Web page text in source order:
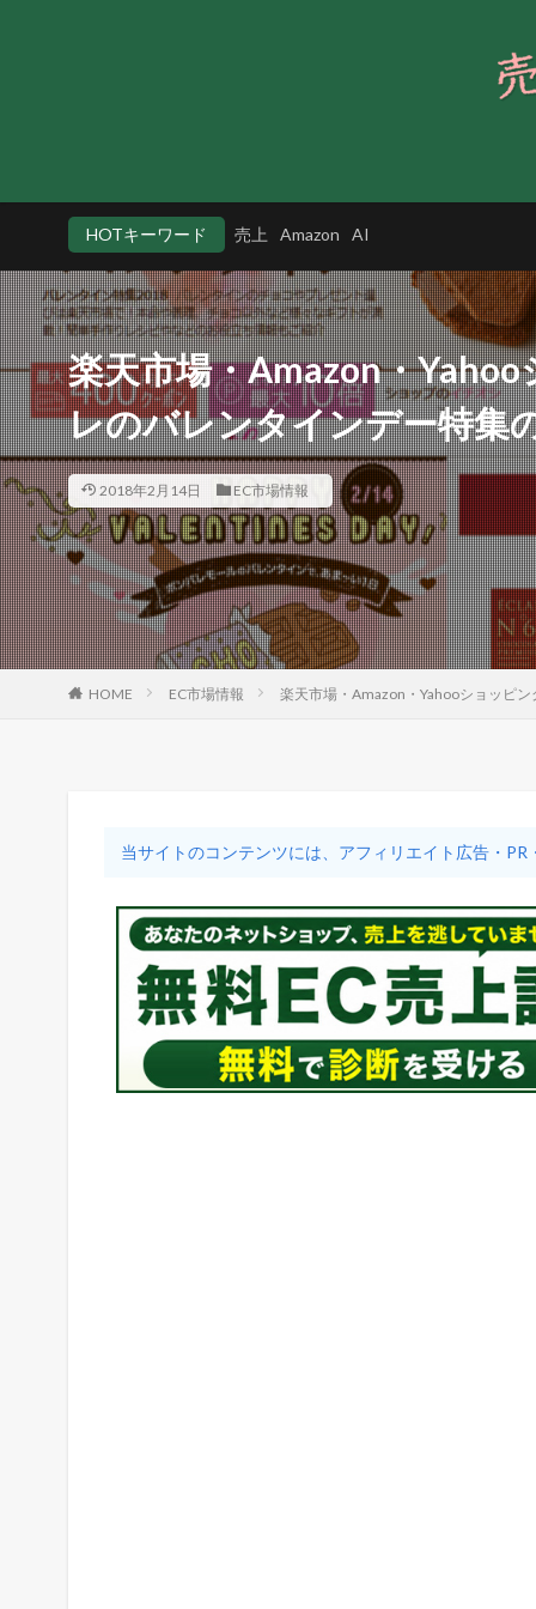
HOTキーワード 売上 Amazon AI
楽天市場・Amazon・
レのバレンタインデー特集
2018年2月14日 EC市場情報
HOME EC市場情報 楽天市場・Amazon・Yahooショッピ
当サイトのコンテンツには、アフィリエイト広告・PR